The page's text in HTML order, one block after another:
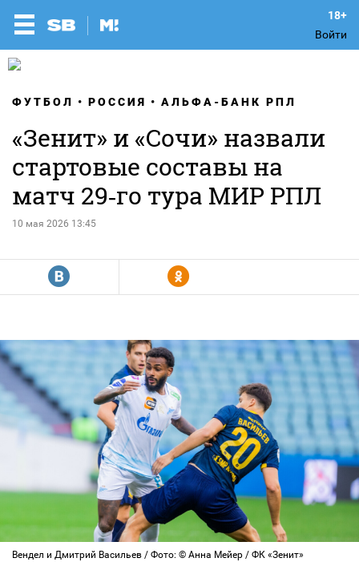
Войти
ФУТБОЛ РОССИЯ АЛЬФА-БАНК РПЛ
«Зенит» и «Сочи» назвали
стартовые составы на
матч 29‑го тура МИР РПЛ
10 мая 2026 13:45
R Y
Вендел и Дмитрий Васильев / Фото: © Анна Мейер / ФК «Зенит»